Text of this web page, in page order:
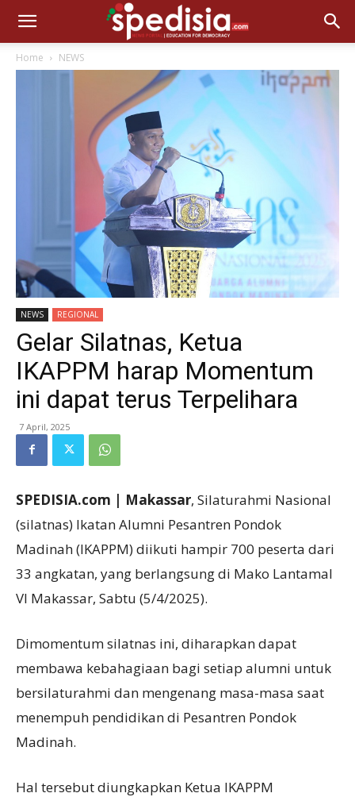
Home NEWS
NEWS REGIONAL
Gelar Silatnas, Ketua
IKAPPM harap Momentum
ini dapat terus Terpelihara
7 April, 2025
SPEDISIA.com | Makassar, Silaturahmi Nasional
(silatnas) Ikatan Alumni Pesantren Pondok
Madinah (IKAPPM) diikuti hampir 700 peserta dari
33 angkatan, yang berlangsung di Mako Lantamal
VI Makassar, Sabtu (5/4/2025).
Dimomentum silatnas ini, diharapkan dapat
membawa kebahagiaan bagi setiap alumni untuk
bersilaturahmi dan mengenang masa-masa saat
menempuh pendidikan di Pesantren Pondok
Madinah.
Hal tersebut diungkapkan Ketua IKAPPM